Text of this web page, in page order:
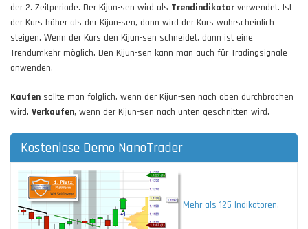
der 2. Zeitperiode. Der Kijun-sen wird als Trendindikator verwendet. Ist
der Kurs höher als der Kijun-sen, dann wird der Kurs wahrscheinlich
steigen. Wenn der Kurs den Kijun-sen schneidet, dann ist eine
Trendumkehr möglich. Den Kijun-sen kann man auch für Tradingsignale
anwenden.
Kaufen sollte man folglich, wenn der Kijun-sen nach oben durchbrochen
wird. Verkaufen, wenn der Kijun-sen nach unten geschnitten wird.
Kostenlose Demo NanoTrader
Mehr als 125 Indikatoren.